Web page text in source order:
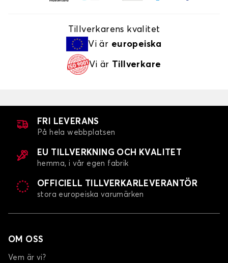
Tillverkarens kvalitet
Vi är europeiska
Vi är Tillverkare
FRI LEVERANS
På hela webbplatsen
EU TILLVERKNING OCH KVALITET
hemma, i vår egen fabrik
OFFICIELL TILLVERKARLEVERANTÖR
stora europeiska varumärken
OM OSS
Vem är vi?